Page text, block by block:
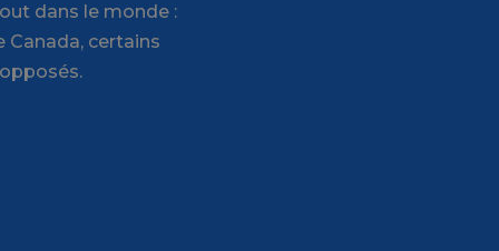
dans le monde :
Canada, certains